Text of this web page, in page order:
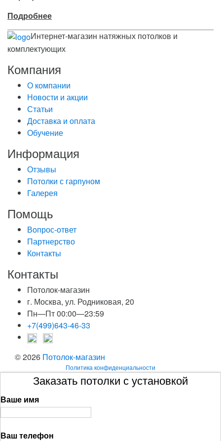
Подробнее
Интернет-магазин натяжных потолков и
комплектующих
Компания
О компании
Новости и акции
Статьи
Доставка и оплата
Обучение
Информация
Отзывы
Потолки с гарпуном
Галерея
Помощь
Вопрос-ответ
Партнерство
Контакты
Контакты
Потолок-магазин
г. Москва, ул. Родниковая, 20
Пн—Пт 00:00—23:59
+7(499)643-46-33
© 2026 Потолок-магазин
Политика конфиденциальности
Заказать потолки с установкой
Ваше имя
Ваш телефон